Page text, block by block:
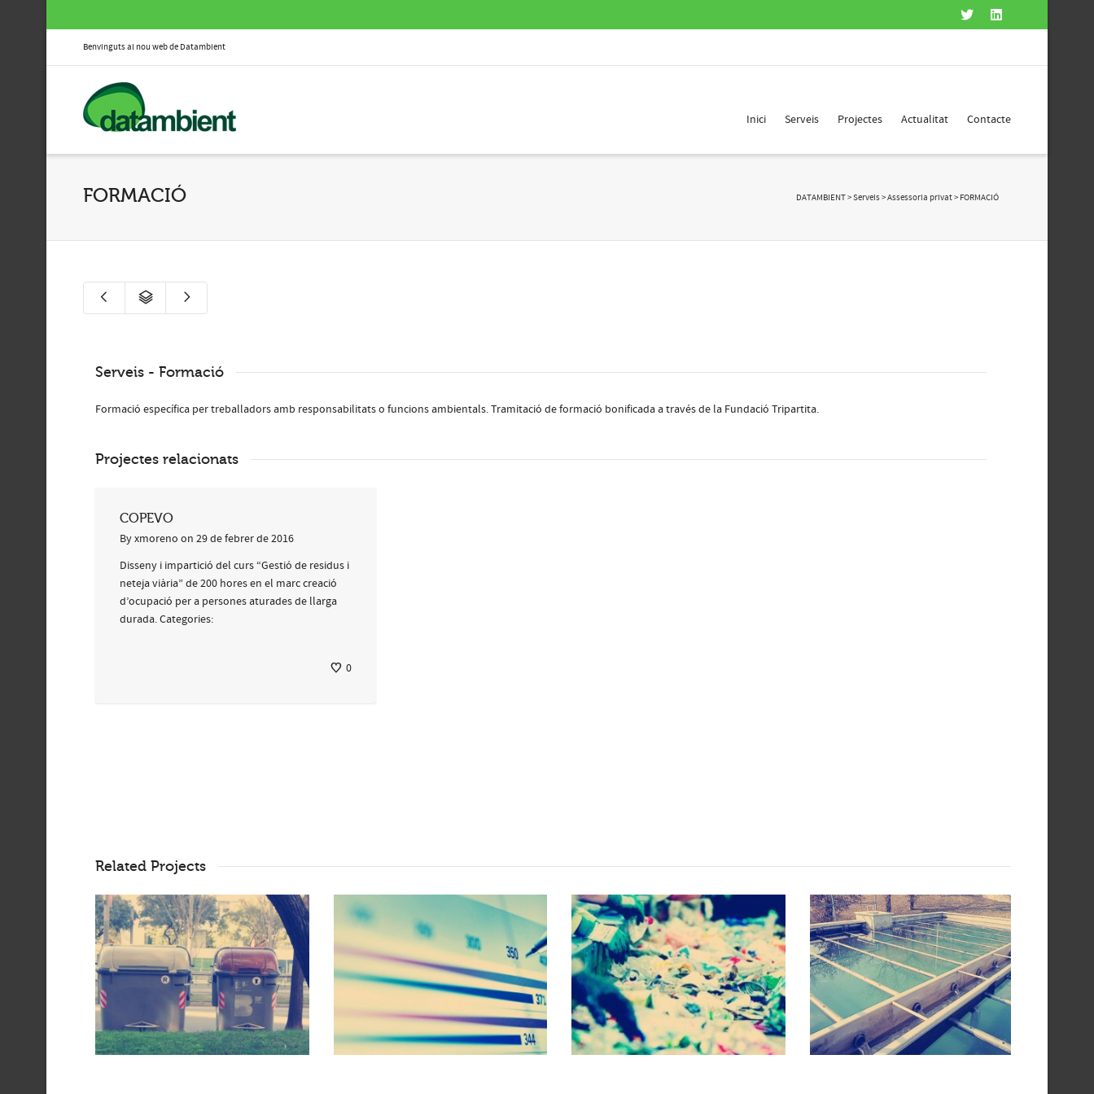
Benvinguts al nou web de Datambient
Inici Serveis Projectes Actualitat Contacte
FORMACIÓ DATAMBIENT>Serveis>Assessoria privat> FORMACIÓ
Serveis - Formació
Formació específica per treballadors amb responsabilitats o funcions ambientals. Tramitació de formació bonificada a través de la Fundació Tripartita.
Projectes relacionats
COPEVO
Byxmoreno on 29 de febrer de 2016
Disseny i impartició del curs “Gestió de residus i
neteja viària” de 200 hores en el marc creació
d’ocupació per a persones aturades de llarga
durada. Categories:
0
Related Projects